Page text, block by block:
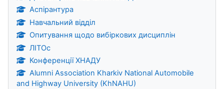
Аспірантура
Навчальний відділ
Опитування щодо вибіркових дисциплін
ЛІТОс
Конференції ХНАДУ
Alumni Association Kharkiv National Automobile
and Highway University (KhNAHU)